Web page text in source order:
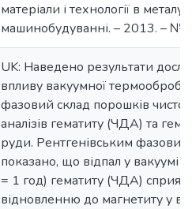
матеріали і технології в
машинобудуванні. – 2013. – №
UK: Наведено результати
впливу вакуумної
фазовий склад порошків
аналізів гематиту (ЧДА) та
руди. Рентгенівським фазовим
показано, що відпал у вакуумі
= 1 год) гематиту (ЧДА) сприяє
відновленню до магнетиту у